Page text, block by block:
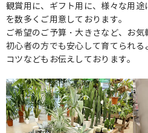
観賞用に、ギフト用に、様々な用途
を数多くご用意しております。
ご希望のご予算・大きさなど、お気
初心者の方でも安心して育てられる
コツなどもお伝えしております。